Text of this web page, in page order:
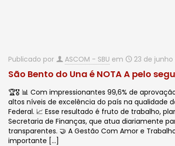
Publicado por ASCOM - SBU em 23 de
São Bento do Una é NOTA A pelo
🏆🎖️ 📊 Com impressionantes 99,6% de
altos níveis de excelência do país na qualidade
Federal. 📈 Esse resultado é fruto de trabalho,
Secretaria de Finanças, que atua diariamente
transparentes. 🤝 A Gestão Com Amor e
importante […]